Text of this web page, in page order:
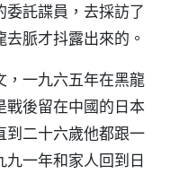
託諜員，去採訪了
脈才抖露出來的。
，一九六五年在黑龍
戰後留在中國的日本
到二十六歲他都跟一
一年和家人回到日